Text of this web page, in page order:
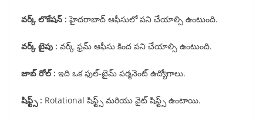
వర్క్ లొకేషన్ :హైదరాబాద్ ఆఫీసులో పని చేయాల్సి ఉంటుంది.
వర్క్ టైపు : వర్క్ ఫ్రమ్ ఆఫీసు కింద పని చేయాల్సి ఉంటుంది.
జాబ్ రోల్ : ఇది ఒక ఫుల్-టైమ్ పర్మనెంట్ ఉద్యోగాలు.
షిఫ్ట్స్ : Rotational షిఫ్ట్స్ మరియు నైట్ షిఫ్ట్స్ ఉంటాయి.